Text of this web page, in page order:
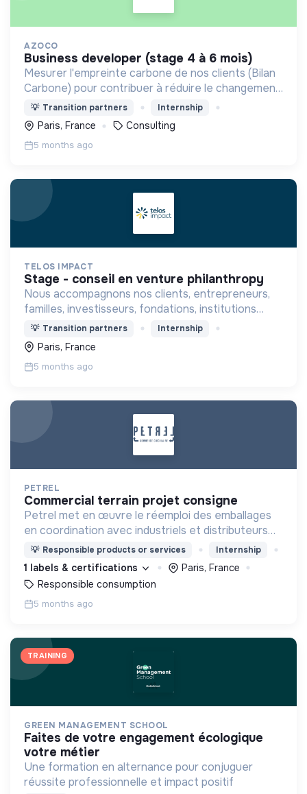
AZOCO
business developer (stage 4 à 6 mois)
Mesurer l'empreinte carbone de nos clients (Bilan
Carbone) pour contribuer à réduire le changement
climatique.
💡 Transition partners Internship
Paris, France Consulting
5 months ago
TELOS IMPACT
stage - conseil en venture philanthropy
Nous accompagnons nos clients, entrepreneurs,
familles, investisseurs, fondations, institutions
publiques, dans leur ambition d’avoir un impact
positif sur la société.
💡 Transition partners Internship
Paris, France
5 months ago
PETREL
commercial terrain projet consigne
Petrel met en œuvre le réemploi des emballages
en coordination avec industriels et distributeurs
dans une approche pragmatique et inter-opérable
pour en finir avec les emballages à usage unique.
💡 Responsible products or services Internship
1 labels & certifications
Paris, France
Responsible consumption
5 months ago
TRAINING
GREEN MANAGEMENT SCHOOL
faites de votre engagement écologique
votre métier
Une formation en alternance pour conjuguer
réussite professionnelle et impact positif